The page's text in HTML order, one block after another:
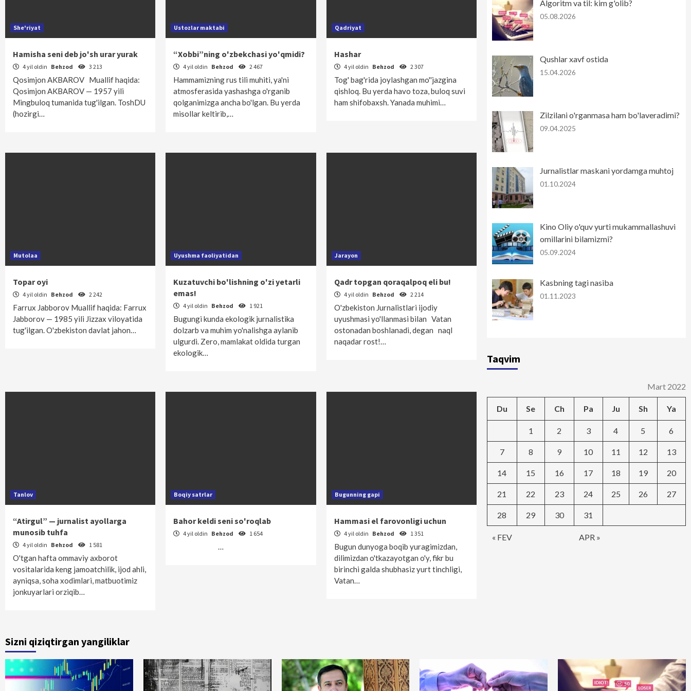
She'riyat
Hamisha seni deb jo'sh urar yurak
4 yil oldin Behzod 3 213
Qosimjon AKBAROV Muallif haqida:
Qosimjon AKBAROV — 1957 yili
Mingbuloq tumanida tug'ilgan. ToshDU
(hozirgi…
Ustozlar maktabi
“Xobbi”ning o'zbekchasi yo'qmidi?
4 yil oldin Behzod 2 467
Hammamizning rus tili muhiti, ya'ni
atmosferasida yashashga o'rganib
qolganimizga ancha bo'lgan. Bu yerda
misollar keltirib,…
Qadriyat
Hashar
4 yil oldin Behzod 2 307
Tog' bag'rida joylashgan mo''jazgina
qishloq. Bu yerda havo toza, buloq suvi
ham shifobaxsh. Yanada muhimi…
Mutolaa
Topar oyi
4 yil oldin Behzod 2 242
Farrux Jabborov Muallif haqida: Farrux
Jabborov — 1985 yili Jizzax viloyatida
tug'ilgan. O'zbekiston davlat jahon…
Uyushma faoliyatidan
Kuzatuvchi bo'lishning o'zi yetarli
emas!
4 yil oldin Behzod 1 921
Bugungi kunda ekologik jurnalistika
dolzarb va muhim yo'nalishga aylanib
ulgurdi. Zero, mamlakat oldida turgan
ekologik…
Jarayon
Qadr topgan qoraqalpoq eli bu!
4 yil oldin Behzod 2 214
O'zbekiston Jurnalistlari ijodiy
uyushmasi yo'llanmasi bilan Vatan
ostonadan boshlanadi, degan naql
naqadar rost!…
Tanlov
“Atirgul” — jurnalist ayollarga
munosib tuhfa
4 yil oldin Behzod 1 581
O'tgan hafta ommaviy axborot
vositalarida keng jamoatchilik, ijod ahli,
ayniqsa, soha xodimlari, matbuotimiz
jonkuyarlari orziqib…
Boqiy satrlar
Bahor keldi seni so'roqlab
4 yil oldin Behzod 1 654
…
Bugunning gapi
Hammasi el farovonligi uchun
4 yil oldin Behzod 1 351
Bugun dunyoga boqib yuragimizdan,
dilimizdan o'tkazayotgan o'y, fikr bu
birinchi galda shubhasiz yurt tinchligi,
Vatan…
Algoritm va til: kim g'olib?
05.08.2026
Qushlar xavf ostida
15.04.2026
Zilzilani o'rganmasa ham bo'laveradimi?
09.04.2025
Jurnalistlar maskani yordamga muhtoj
01.10.2024
Kino Oliy o'quv yurti mukammallashuvi
omillarini bilamizmi?
05.09.2024
Kasbning tagi nasiba
01.11.2023
Taqvim
Mart 2022
Du Se Ch Pa Ju Sh Ya
« FEV APR »
1 2 3 4 5 6
7 8 9 10 11 12 13
14 15 16 17 18 19 20
21 22 23 24 25 26 27
28 29 30 31
Sizni qiziqtirgan yangiliklar